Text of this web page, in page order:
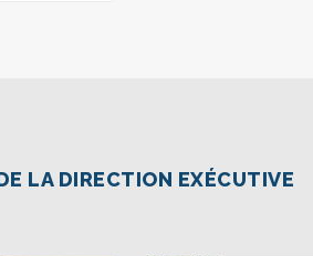
LA DIRECTION EXÉCUTIVE